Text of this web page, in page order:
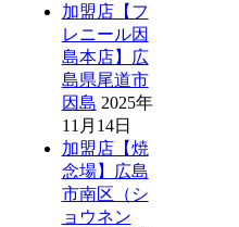
加盟店【フ
レニール因
島本店】広
島県尾道市
因島 2025年
11月14日
加盟店【焼
念場】広島
市南区（シ
ョウネン